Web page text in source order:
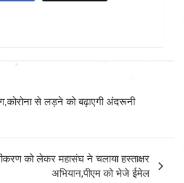
से लड़ने को बढ़ाएगी अंदरूनी
को लेकर महासंघ ने चलाया हस्ताक्षर
अभियान,पीएम को भेजे ईमेल